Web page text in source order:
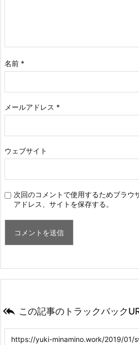
名前 *
メールアドレス *
ウェブサイト
次回のコメントで使用するためブラウ
アドレス、サイトを保存する。
 この記事のトラックバック